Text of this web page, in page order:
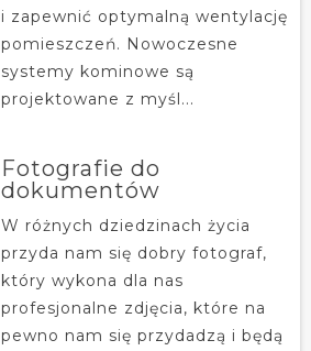
i zapewnić optymalną wentylację
pomieszczeń. Nowoczesne
systemy kominowe są
projektowane z myśl...
Fotografie do
dokumentów
W różnych dziedzinach życia
przyda nam się dobry fotograf,
który wykona dla nas
profesjonalne zdjęcia, które na
pewno nam się przydadzą i będą